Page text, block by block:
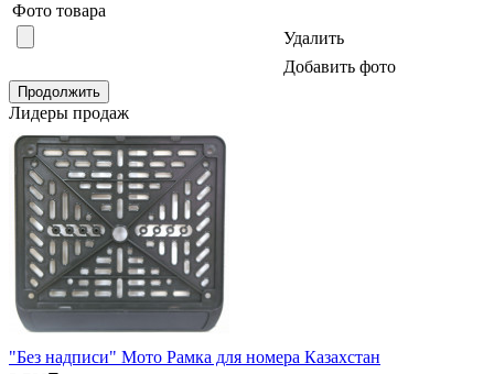
Фото товара
Удалить
Добавить фото
Продолжить
Лидеры продаж
"Без надписи" Мото Рамка для номера Казахстан